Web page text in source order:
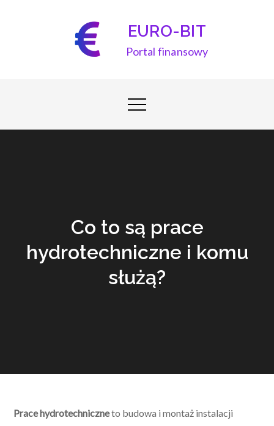
EURO-BIT
Portal finansowy
Co to są prace
hydrotechniczne i komu
służą?
Prace hydrotechniczneto budowa i montaż instalacji